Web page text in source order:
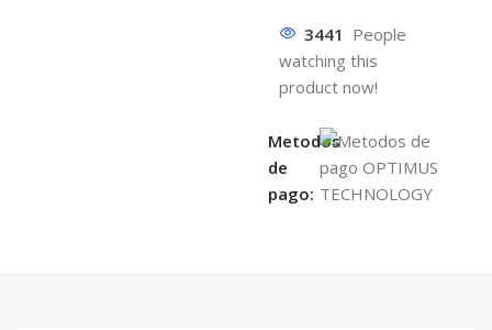
3441 People
watching this
product now!
Metodos
de
pago: